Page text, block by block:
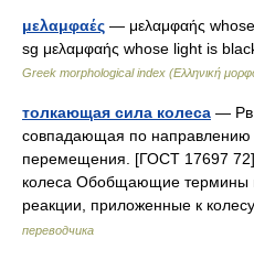
μελαμφαές — μελαμφαής
sg μελαμφαής whose light is
Greek morphological index (Ελληνική
толкающая сила колеса — Pв
совпадающая по направлению
перемещения. [ГОСТ 17697
колеса Обобщающие термины
реакции, приложенные к
переводчика